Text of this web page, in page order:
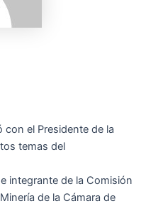
con el Presidente de la
temas del
integrante de la Comisión
de la Cámara de